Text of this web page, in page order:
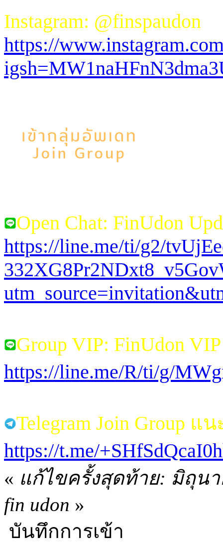
Instagram: @finspaudon
https://
Open Chat: FinUdon
https://line.me/ti/g2/
Group VIP: FinUdon
https://line.me/R/ti/g/
Telegram Join Group แ
https://t.me/
« แก้ไขครั้งสุดท้าย: มิถุนา
fin udon »
บันทึกการเข้า